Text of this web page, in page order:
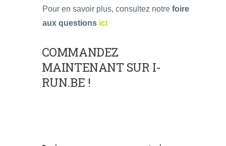
Pour en savoir plus, consultez notre foire
aux questions ici
COMMANDEZ
MAINTENANT SUR I-
RUN.BE !